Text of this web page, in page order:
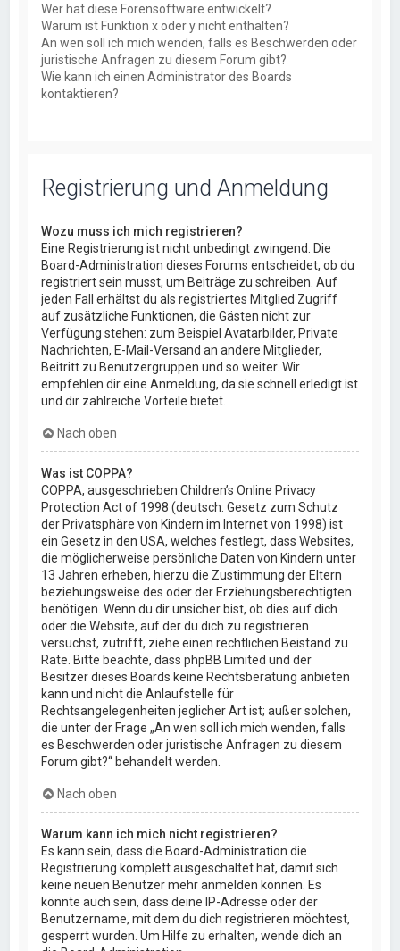
Wer hat diese Forensoftware entwickelt?
Warum ist Funktion x oder y nicht enthalten?
An wen soll ich mich wenden, falls es Beschwerden oder
juristische Anfragen zu diesem Forum gibt?
Wie kann ich einen Administrator des Boards
kontaktieren?
Registrierung und Anmeldung
Wozu muss ich mich registrieren?
Eine Registrierung ist nicht unbedingt zwingend. Die
Board-Administration dieses Forums entscheidet, ob du
registriert sein musst, um Beiträge zu schreiben. Auf
jeden Fall erhältst du als registriertes Mitglied Zugriff
auf zusätzliche Funktionen, die Gästen nicht zur
Verfügung stehen: zum Beispiel Avatarbilder, Private
Nachrichten, E-Mail-Versand an andere Mitglieder,
Beitritt zu Benutzergruppen und so weiter. Wir
empfehlen dir eine Anmeldung, da sie schnell erledigt ist
und dir zahlreiche Vorteile bietet.
Nach oben
Was ist COPPA?
COPPA, ausgeschrieben Children’s Online Privacy
Protection Act of 1998 (deutsch: Gesetz zum Schutz
der Privatsphäre von Kindern im Internet von 1998) ist
ein Gesetz in den USA, welches festlegt, dass Websites,
die möglicherweise persönliche Daten von Kindern unter
13 Jahren erheben, hierzu die Zustimmung der Eltern
beziehungsweise des oder der Erziehungsberechtigten
benötigen. Wenn du dir unsicher bist, ob dies auf dich
oder die Website, auf der du dich zu registrieren
versuchst, zutrifft, ziehe einen rechtlichen Beistand zu
Rate. Bitte beachte, dass phpBB Limited und der
Besitzer dieses Boards keine Rechtsberatung anbieten
kann und nicht die Anlaufstelle für
Rechtsangelegenheiten jeglicher Art ist; außer solchen,
die unter der Frage „An wen soll ich mich wenden, falls
es Beschwerden oder juristische Anfragen zu diesem
Forum gibt?“ behandelt werden.
Nach oben
Warum kann ich mich nicht registrieren?
Es kann sein, dass die Board-Administration die
Registrierung komplett ausgeschaltet hat, damit sich
keine neuen Benutzer mehr anmelden können. Es
könnte auch sein, dass deine IP-Adresse oder der
Benutzername, mit dem du dich registrieren möchtest,
gesperrt wurden. Um Hilfe zu erhalten, wende dich an